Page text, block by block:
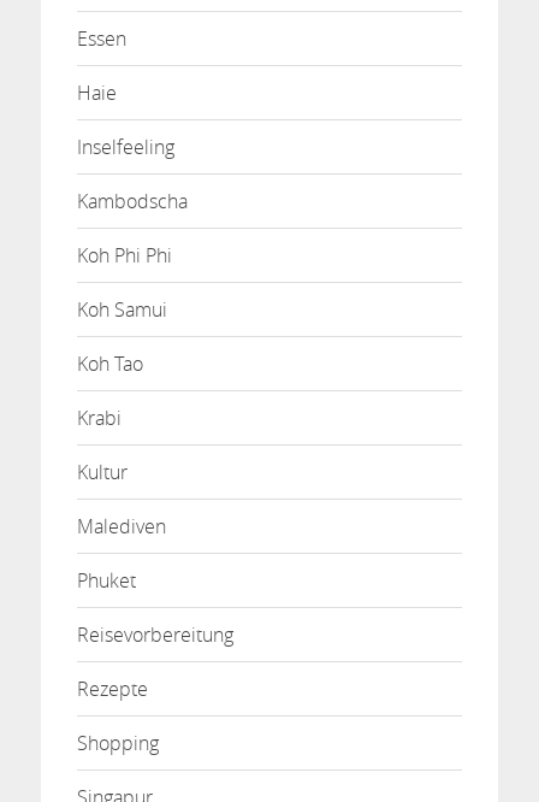
Essen
Haie
Inselfeeling
Kambodscha
Koh Phi Phi
Koh Samui
Koh Tao
Krabi
Kultur
Malediven
Phuket
Reisevorbereitung
Rezepte
Shopping